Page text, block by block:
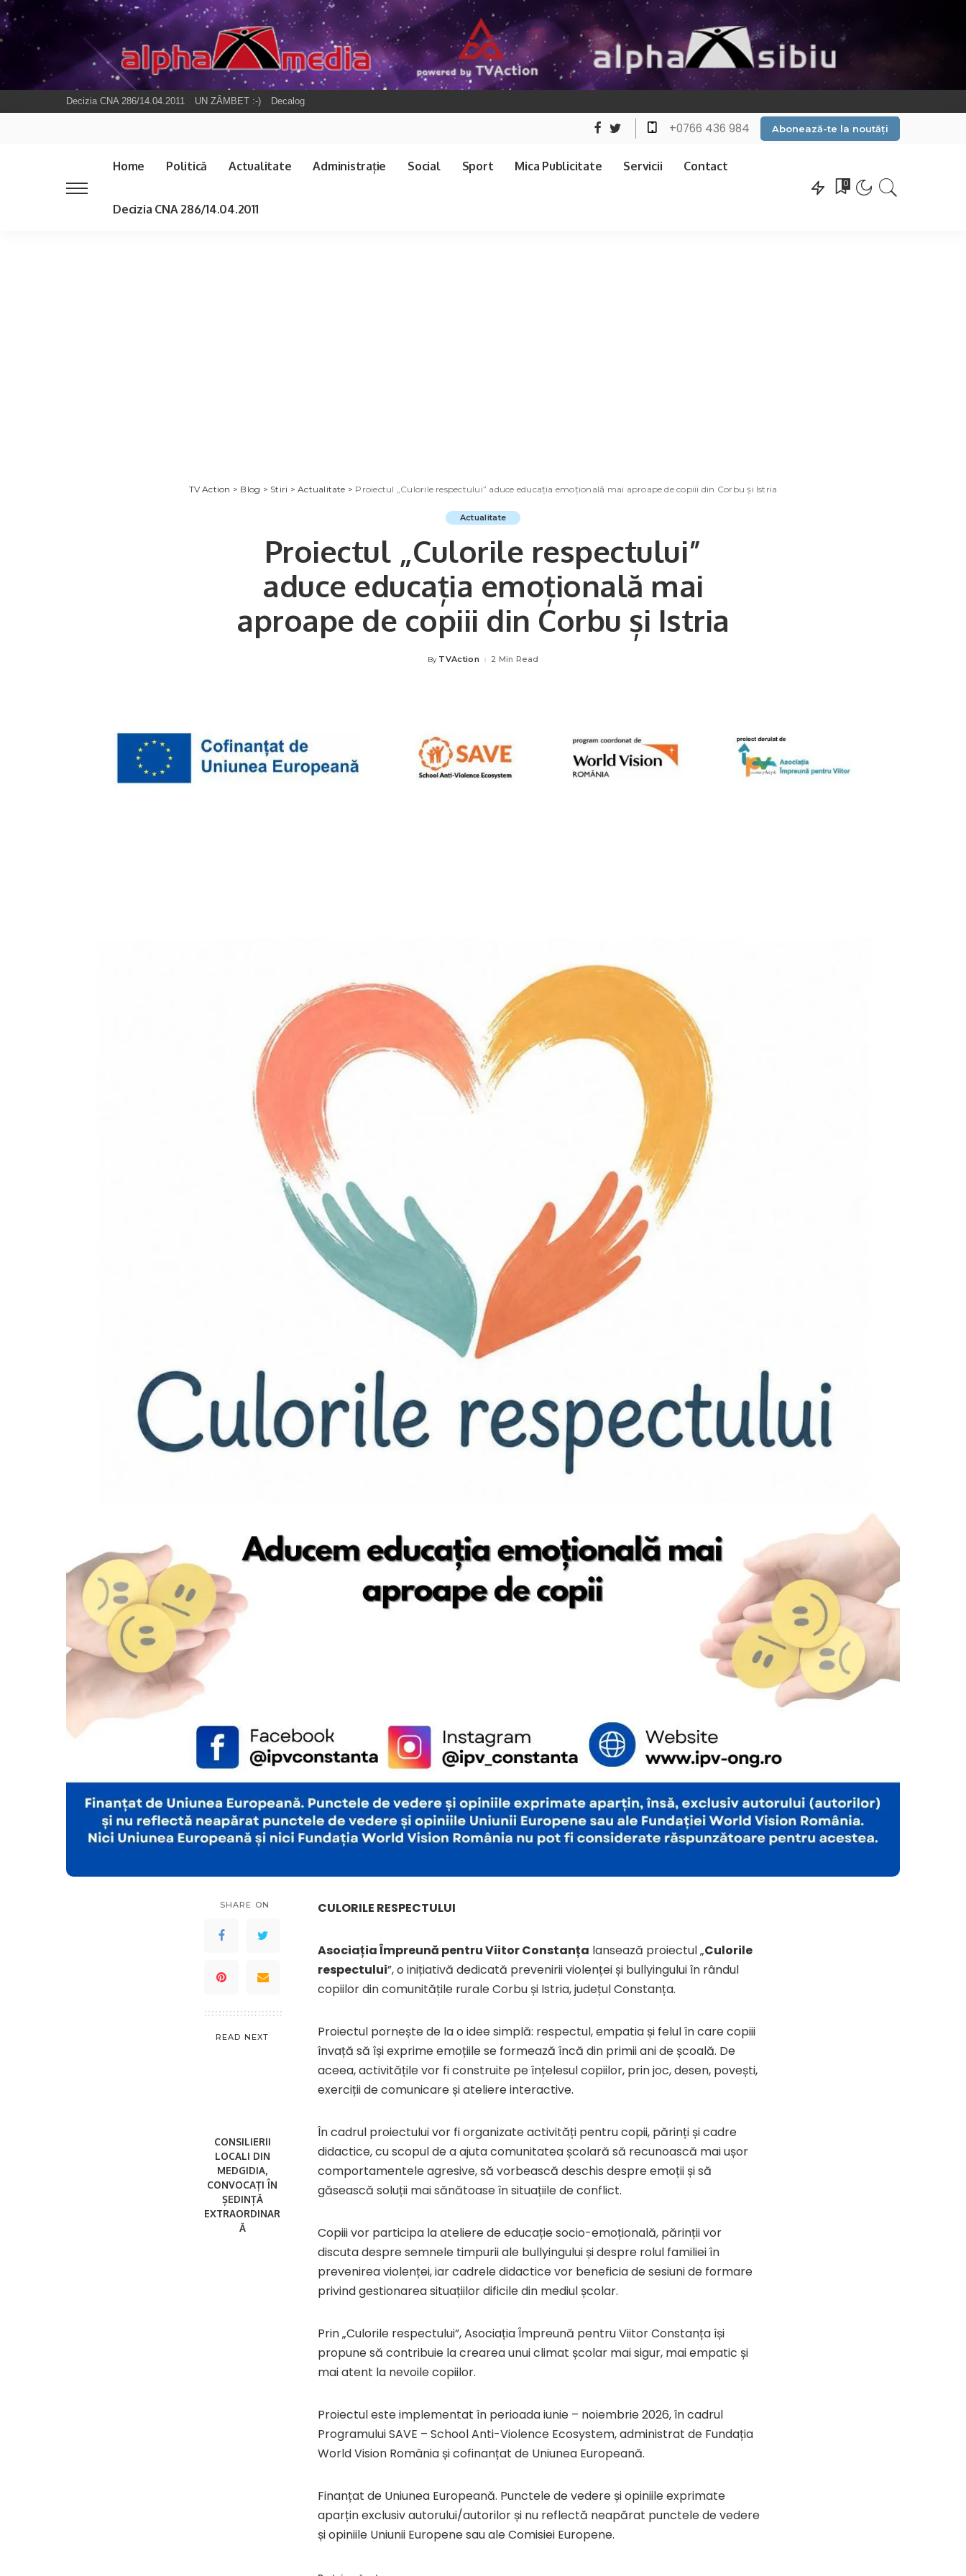
Decizia CNA 286/14.04.2011 UN ZÂMBET :-) Decalog
+0766 436 984 Abonează-te la noutăți
Home Politică Actualitate Administrație Social Sport Mica Publicitate Servicii Contact
Decizia CNA 286/14.04.2011
0
TV Action > Blog > Stiri >Actualitate > Proiectul „Culorile respectului” aduce educația emoțională mai aproape de copiii din Corbu și Istria
Actualitate
Proiectul „Culorile respectului”
aduce educația emoțională mai
aproape de copiii din Corbu și Istria
Posted
By TVAction 2 Min Read
SHARE ON
READ NEXT
CONSILIERII
LOCALI DIN
MEDGIDIA,
CONVOCAȚI ÎN
ȘEDINȚĂ
EXTRAORDINAR
Ă
CULORILE RESPECTULUI
Asociația Împreună pentru Viitor Constanța lansează proiectul „Culorile
respectului”, o inițiativă dedicată prevenirii violenței și bullyingului în rândul
copiilor din comunitățile rurale Corbu și Istria, județul Constanța.
Proiectul pornește de la o idee simplă: respectul, empatia și felul în care copiii
învață să își exprime emoțiile se formează încă din primii ani de școală. De
aceea, activitățile vor fi construite pe înțelesul copiilor, prin joc, desen, povești,
exerciții de comunicare și ateliere interactive.
În cadrul proiectului vor fi organizate activități pentru copii, părinți și cadre
didactice, cu scopul de a ajuta comunitatea școlară să recunoască mai ușor
comportamentele agresive, să vorbească deschis despre emoții și să
găsească soluții mai sănătoase în situațiile de conflict.
Copiii vor participa la ateliere de educație socio-emoțională, părinții vor
discuta despre semnele timpurii ale bullyingului și despre rolul familiei în
prevenirea violenței, iar cadrele didactice vor beneficia de sesiuni de formare
privind gestionarea situațiilor dificile din mediul școlar.
Prin „Culorile respectului”, Asociația Împreună pentru Viitor Constanța își
propune să contribuie la crearea unui climat școlar mai sigur, mai empatic și
mai atent la nevoile copiilor.
Proiectul este implementat în perioada iunie – noiembrie 2026, în cadrul
Programului SAVE – School Anti-Violence Ecosystem, administrat de Fundația
World Vision România și cofinanțat de Uniunea Europeană.
Finanțat de Uniunea Europeană. Punctele de vedere și opiniile exprimate
aparțin exclusiv autorului/autorilor și nu reflectă neapărat punctele de vedere
și opiniile Uniunii Europene sau ale Comisiei Europene.